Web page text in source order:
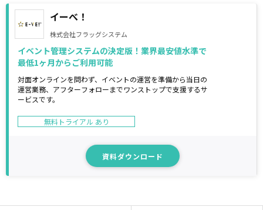
イーべ！
株式会社フラッグシステム
イベント管理システムの決定版！業界最安値水準で
最低1ヶ月からご利用可能
対面オンラインを問わず、イベントの運営を準備から当日の
運営業務、アフターフォローまでワンストップで支援するサ
ービスです。
無料トライアル あり
資料ダウンロード